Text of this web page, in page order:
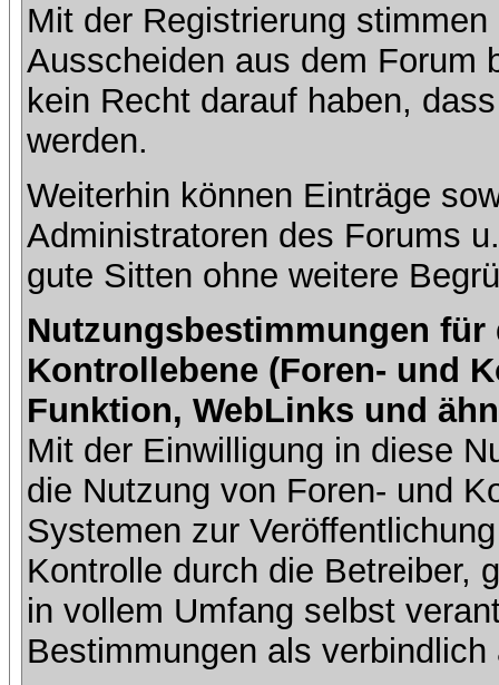
Mit der Registrierung
Ausscheiden aus dem Forum
kein Recht darauf haben,
werden.
Weiterhin können Einträge
Administratoren des Forums
gute Sitten ohne weitere
Nutzungsbestimmungen
Kontrollebene (Foren- und
Funktion, WebLinks und
Mit der Einwilligung in diese
die Nutzung von Foren- und
Systemen zur
Kontrolle durch die Betreiber,
in vollem Umfang selbst
Bestimmungen als verbindlich